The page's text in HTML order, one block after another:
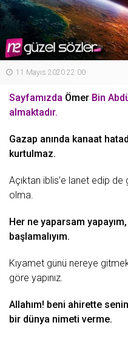
11 Mayıs 2020 22:00
Sayfamızda Ömer Bin
almaktadır.
Gazap anında kanaat
kurtulmaz.
Açıktan iblis’e lanet edip
olma.
Her ne yaparsam
başlamalıyım.
Kıyamet günü nereye
göre yapınız.
Allahım! beni ahirette
bir dünya nimeti verme.